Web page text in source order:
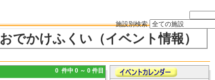
施設別検索
おでかけふくい（イベント情報）
0 件中 0 ～ 0 件目